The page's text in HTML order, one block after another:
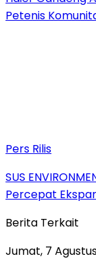
Petenis
Pers Rilis
SUS
Percepat
Berita Terkait
Jumat, 7